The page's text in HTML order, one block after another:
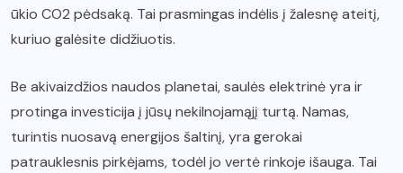
ūkio CO2 pėdsaką. Tai prasmingas indėlis į žalesnę ateitį,
kuriuo galėsite didžiuotis.
Be akivaizdžios naudos planetai, saulės elektrinė yra ir
protinga investicija į jūsų nekilnojamąjį turtą. Namas,
turintis nuosavą energijos šaltinį, yra gerokai
patrauklesnis pirkėjams, todėl jo vertė rinkoje išauga. Tai